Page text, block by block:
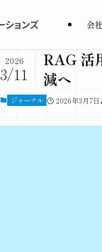
会
RAG 活
減へ
2026
3/11
ジャーナル 2026年3月7日